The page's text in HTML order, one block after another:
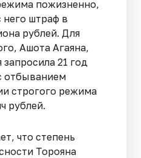
пожизненно,
него штраф в
рублей. Для
Ашота Агаяна,
21 год
отбыванием
строгого режима
рублей.
что степень
Торояна